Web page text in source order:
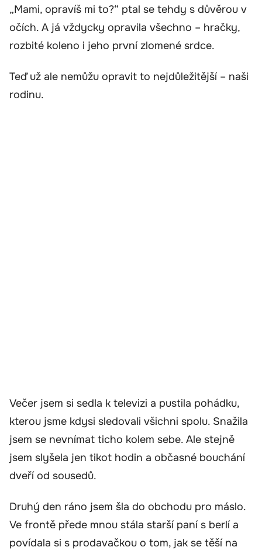
„Mami, opravíš mi to?“ ptal se tehdy s důvěrou v
očích. A já vždycky opravila všechno – hračky,
rozbité koleno i jeho první zlomené srdce.
Teď už ale nemůžu opravit to nejdůležitější – naši
rodinu.
Večer jsem si sedla k televizi a pustila pohádku,
kterou jsme kdysi sledovali všichni spolu. Snažila
jsem se nevnímat ticho kolem sebe. Ale stejně
jsem slyšela jen tikot hodin a občasné bouchání
dveří od sousedů.
Druhý den ráno jsem šla do obchodu pro máslo.
Ve frontě přede mnou stála starší paní s berlí a
povídala si s prodavačkou o tom, jak se těší na